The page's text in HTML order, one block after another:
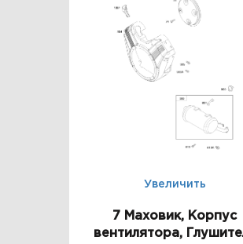
Увеличить
7 Маховик, Корпус
вентилятора,